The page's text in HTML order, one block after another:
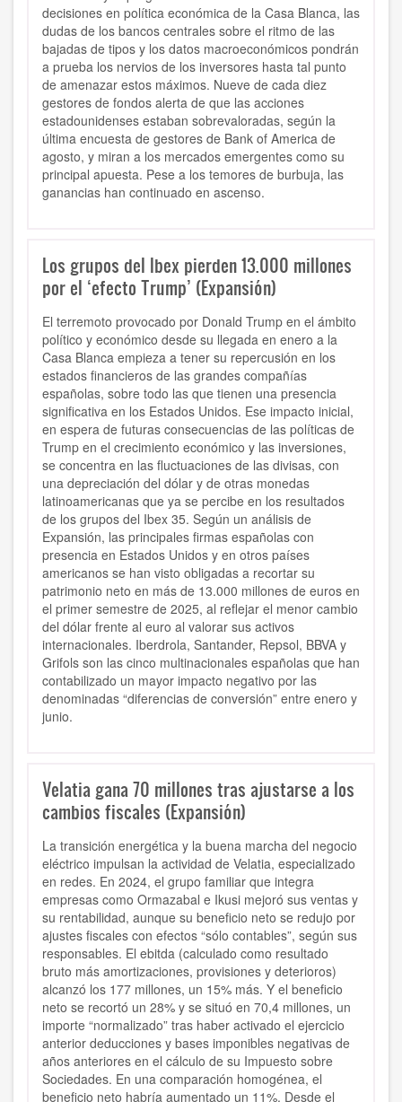
decisiones en política económica de la Casa Blanca, las
dudas de los bancos centrales sobre el ritmo de las
bajadas de tipos y los datos macroeconómicos pondrán
a prueba los nervios de los inversores hasta tal punto
de amenazar estos máximos. Nueve de cada diez
gestores de fondos alerta de que las acciones
estadounidenses estaban sobrevaloradas, según la
última encuesta de gestores de Bank of America de
agosto, y miran a los mercados emergentes como su
principal apuesta. Pese a los temores de burbuja, las
ganancias han continuado en ascenso.
Los grupos del Ibex pierden 13.000 millones
por el ‘efecto Trump’ (Expansión)
El terremoto provocado por Donald Trump en el ámbito
político y económico desde su llegada en enero a la
Casa Blanca empieza a tener su repercusión en los
estados financieros de las grandes compañías
españolas, sobre todo las que tienen una presencia
significativa en los Estados Unidos. Ese impacto inicial,
en espera de futuras consecuencias de las políticas de
Trump en el crecimiento económico y las inversiones,
se concentra en las fluctuaciones de las divisas, con
una depreciación del dólar y de otras monedas
latinoamericanas que ya se percibe en los resultados
de los grupos del Ibex 35. Según un análisis de
Expansión, las principales firmas españolas con
presencia en Estados Unidos y en otros países
americanos se han visto obligadas a recortar su
patrimonio neto en más de 13.000 millones de euros en
el primer semestre de 2025, al reflejar el menor cambio
del dólar frente al euro al valorar sus activos
internacionales. Iberdrola, Santander, Repsol, BBVA y
Grifols son las cinco multinacionales españolas que han
contabilizado un mayor impacto negativo por las
denominadas “diferencias de conversión” entre enero y
junio.
Velatia gana 70 millones tras ajustarse a los
cambios fiscales (Expansión)
La transición energética y la buena marcha del negocio
eléctrico impulsan la actividad de Velatia, especializado
en redes. En 2024, el grupo familiar que integra
empresas como Ormazabal e Ikusi mejoró sus ventas y
su rentabilidad, aunque su beneficio neto se redujo por
ajustes fiscales con efectos “sólo contables”, según sus
responsables. El ebitda (calculado como resultado
bruto más amortizaciones, provisiones y deterioros)
alcanzó los 177 millones, un 15% más. Y el beneficio
neto se recortó un 28% y se situó en 70,4 millones, un
importe “normalizado” tras haber activado el ejercicio
anterior deducciones y bases imponibles negativas de
años anteriores en el cálculo de su Impuesto sobre
Sociedades. En una comparación homogénea, el
beneficio neto habría aumentado un 11%. Desde el